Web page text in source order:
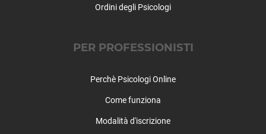
San Giorgio delle Pertiche
San Martino di Lupari
Sant'Angelo di Piove di Sacco
Ordini degli Psicologi
PER PROFESSIONISTI
Perchè Psicologi Online
Come funziona
Modalità d'iscrizione